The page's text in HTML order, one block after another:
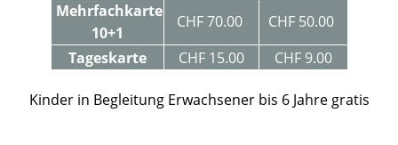
Mehrfachkarte
10+1
CHF 70.00
CHF 50.00
Tageskarte
CHF 15.00 CHF 9.00
Kinder in Begleitung Erwachsener bis 6 Jahre gratis